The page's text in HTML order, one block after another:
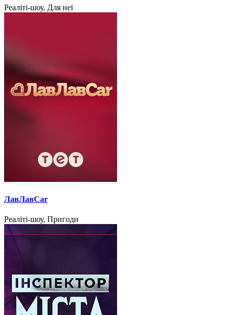
Реаліті-шоу, Для неї
ЛавЛавCar
Реаліті-шоу, Пригоди